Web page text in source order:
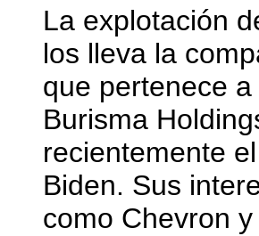
La explotación
los lleva la
que pertenece
Burisma
recientemente
Biden. Sus
como Chevron